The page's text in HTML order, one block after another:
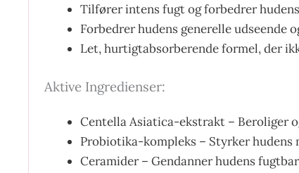
Tilfører intens fugt og forbedrer
Forbedrer hudens generelle udseende
Let, hurtigtabsorberende formel, der
Aktive Ingredienser:
Centella Asiatica-ekstrakt – Beroliger
Probiotika-kompleks – Styrker
Ceramider – Gendanner hudens